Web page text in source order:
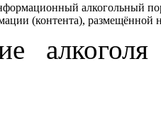
алкогольный
(контента), размещённой